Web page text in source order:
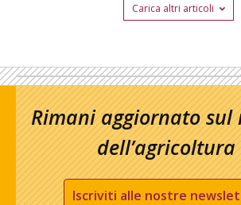
Carica altri articoli
Rimani aggiornato sul
dell’agricoltura
Iscriviti alle nostre